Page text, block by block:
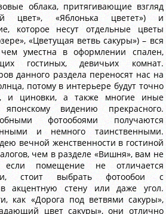
облака, притягивающие взгляд
цвет», «Яблонька цветет») и
которое несут отдельные цветы
«Цветущая ветвь сакуры») – вся
уместна в оформлении спален,
гостиных, девичьих комнат.
данного раздела переносят нас на
потому в интерьере будут точно
и циновки, а также многие иные
видению прекрасного.
фотообоями получаются
и немного таинственными.
вечной женственности в гостиной
чем в разделе «Вишня», вам не
если помещение не отличается
стоит выбрать фотообои с
акцентную стену или даже угол.
как «Дорога под ветвями сакуры»,
цвет сакуры», они отлично